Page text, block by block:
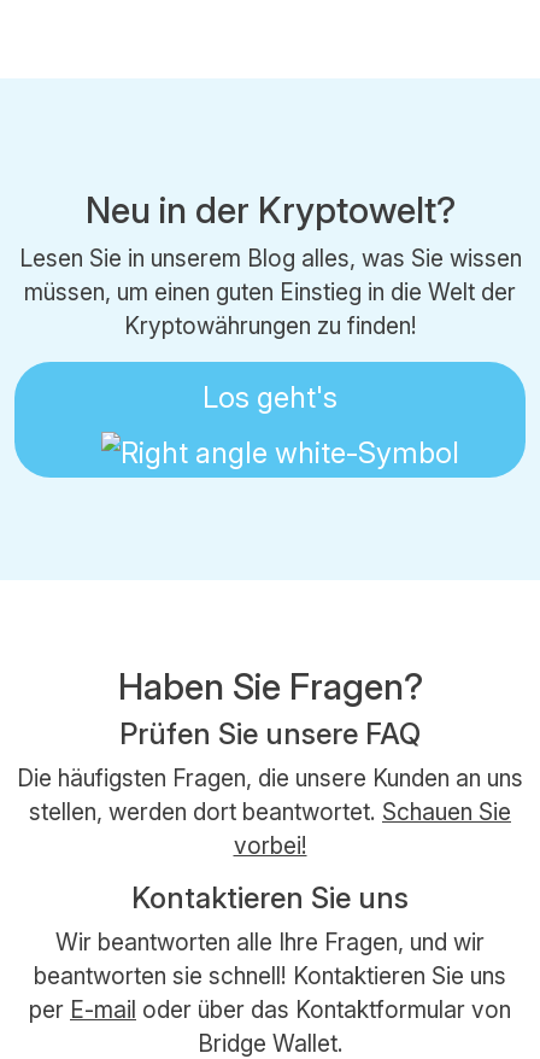
Neu in der Kryptowelt?
Lesen Sie in unserem Blog alles, was Sie wissen
müssen, um einen guten Einstieg in die Welt der
Kryptowährungen zu finden!
Los geht's
Haben Sie Fragen?
Prüfen Sie unsere FAQ
Die häufigsten Fragen, die unsere Kunden an uns
stellen, werden dort beantwortet. Schauen Sie
vorbei!
Kontaktieren Sie uns
Wir beantworten alle Ihre Fragen, und wir
beantworten sie schnell! Kontaktieren Sie uns
per E-mail oder über das Kontaktformular von
Bridge Wallet.